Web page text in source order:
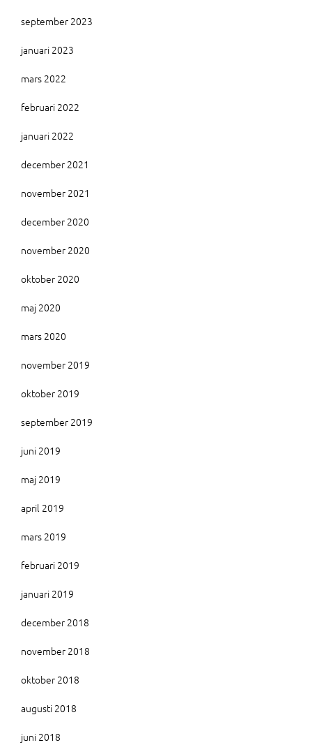
september 2023
januari 2023
mars 2022
februari 2022
januari 2022
december 2021
november 2021
december 2020
november 2020
oktober 2020
maj 2020
mars 2020
november 2019
oktober 2019
september 2019
juni 2019
maj 2019
april 2019
mars 2019
februari 2019
januari 2019
december 2018
november 2018
oktober 2018
augusti 2018
juni 2018